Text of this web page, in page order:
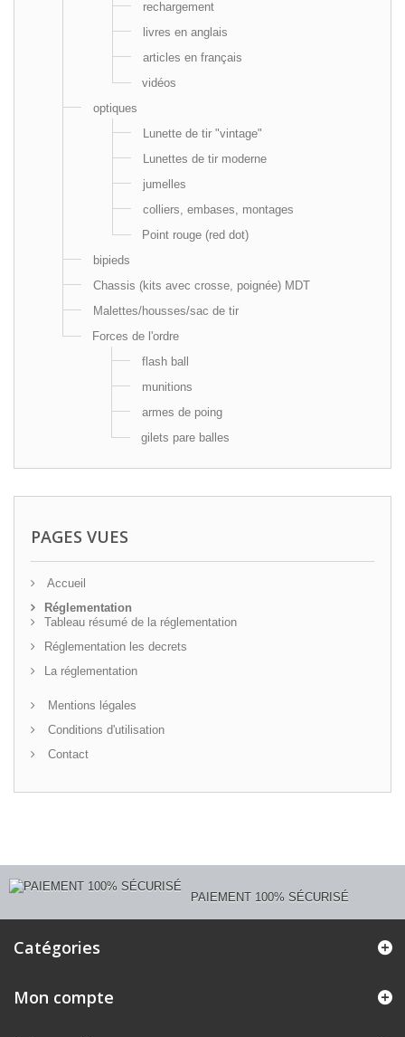
rechargement
livres en anglais
articles en français
vidéos
optiques
Lunette de tir "vintage"
Lunettes de tir moderne
jumelles
colliers, embases, montages
Point rouge (red dot)
bipieds
Chassis (kits avec crosse, poignée) MDT
Malettes/housses/sac de tir
Forces de l'ordre
flash ball
munitions
armes de poing
gilets pare balles
PAGES VUES
Accueil
Réglementation
Tableau résumé de la réglementation
Réglementation les decrets
La réglementation
Mentions légales
Conditions d'utilisation
Contact
PAIEMENT 100% SÉCURISÉ
Catégories
Mon compte